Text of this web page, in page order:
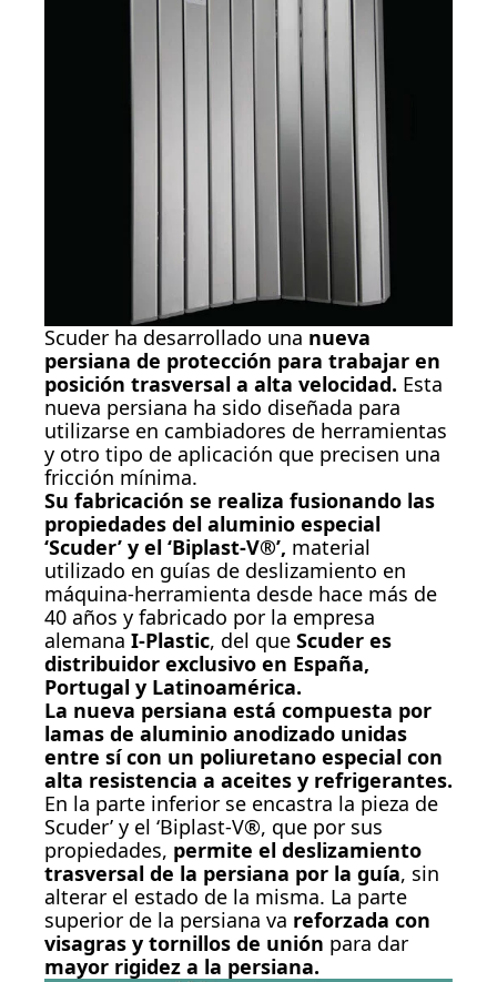
Scuder ha desarrollado una nueva
persiana de protección para trabajar en
posición trasversal a alta velocidad. Esta
nueva persiana ha sido diseñada para
utilizarse en cambiadores de herramientas
y otro tipo de aplicación que precisen una
fricción mínima.
Su fabricación se realiza fusionando las
propiedades del aluminio especial
‘Scuder’ y el ‘Biplast-V®’, material
utilizado en guías de deslizamiento en
máquina-herramienta desde hace más de
40 años y fabricado por la empresa
alemana I-Plastic, del que Scuder es
distribuidor exclusivo en España,
Portugal y Latinoamérica.
La nueva persiana está compuesta por
lamas de aluminio anodizado unidas
entre sí con un poliuretano especial con
alta resistencia a aceites y refrigerantes.
En la parte inferior se encastra la pieza de
Scuder’ y el ‘Biplast-V®, que por sus
propiedades, permite el deslizamiento
trasversal de la persiana por la guía, sin
alterar el estado de la misma. La parte
superior de la persiana va reforzada con
visagras y tornillos de unión para dar
mayor rigidez a la persiana.